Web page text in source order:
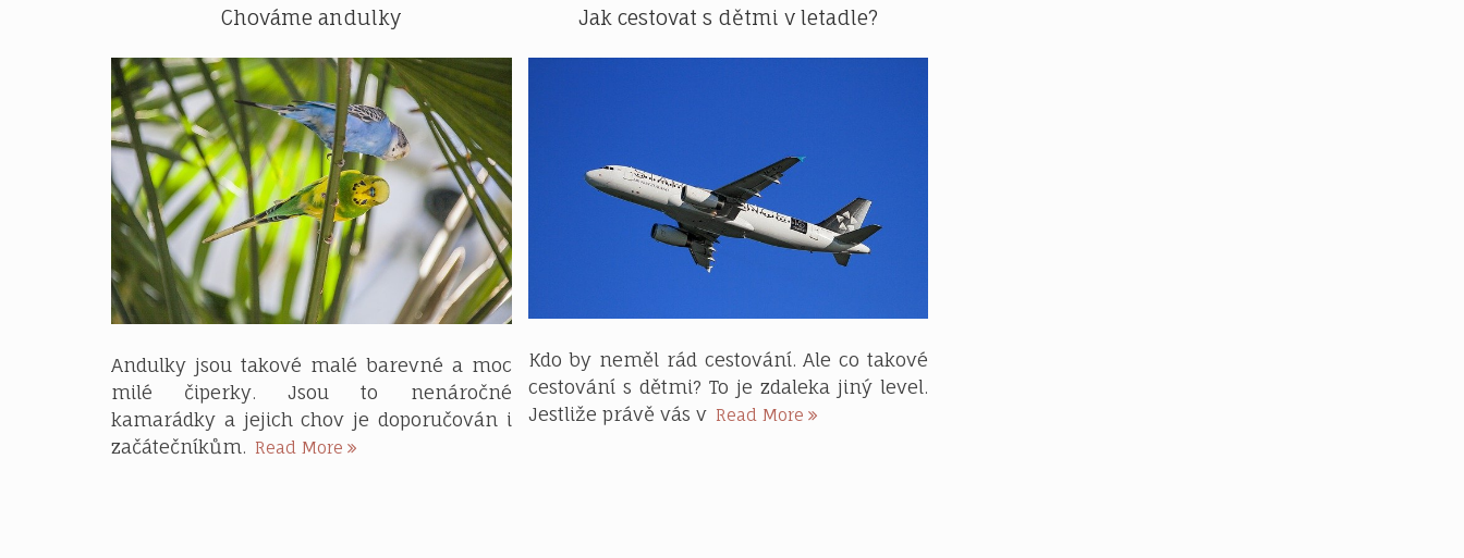
Chováme andulky
Andulky jsou takové malé barevné a moc
milé čiperky. Jsou to nenáročné
kamarádky a jejich chov je doporučován i
začátečníkům. Read More Chováme
Jak cestovat s dětmi v letadle?
Kdo by neměl rád cestování. Ale co takové
cestování s dětmi? To je zdaleka jiný level.
Jestliže právě vás v Read More Jak